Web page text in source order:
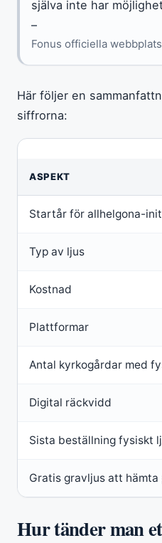
själva inte har
–
Fonus officiella webbplats
Här följer en
siffrorna:
ASPEKT
Startår för allhelgona-
Typ av ljus
Kostnad
Plattformar
Antal kyrkogårdar med
Digital räckvidd
Sista beställning fysiskt
Gratis gravljus att hämta
Hur tänder man